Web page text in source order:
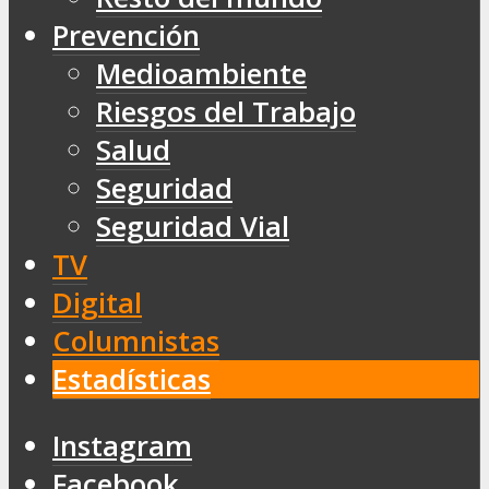
Prevención
Medioambiente
Riesgos del Trabajo
Salud
Seguridad
Seguridad Vial
TV
Digital
Columnistas
Estadísticas
Instagram